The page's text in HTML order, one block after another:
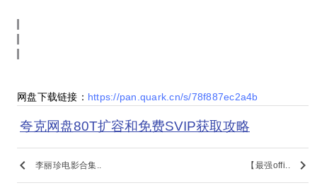
网盘下载链接： https://pan.quark.cn/s/78f887ec2a4b
夸克网盘80T扩容和免费SVIP获取攻略
keyboard_arrow_left 李丽珍电影合集.. 【最强offi.. keyboard_arrow_right